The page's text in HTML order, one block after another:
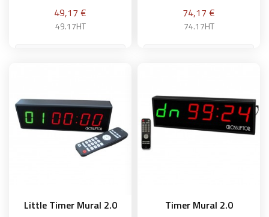
Prix
49,17 €
49.17HT
Prix
74,17 €
74.17HT
Little Timer Mural 2.0
Timer Mural 2.0